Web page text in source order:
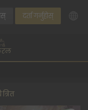
दर्ता गर्नुहोस्